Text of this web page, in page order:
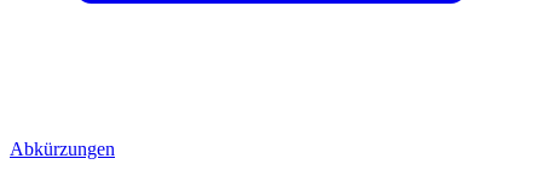
Abkürzungen